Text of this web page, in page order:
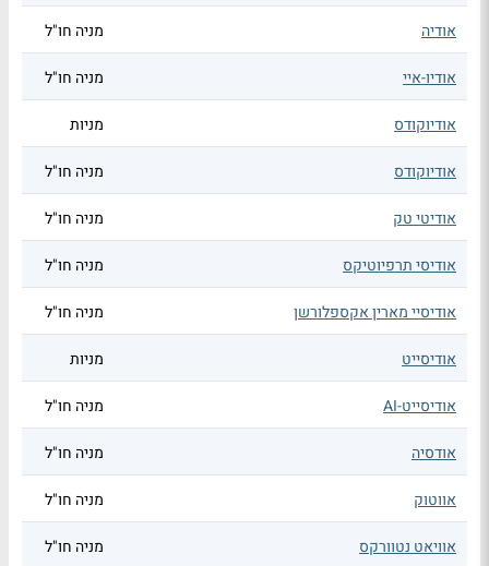
אודיה מניה חו"ל
אודיו-איי מניה חו"ל
אודיוקודס מניות
אודיוקודס מניה חו"ל
אודיטי טק מניה חו"ל
אודיסי תרפיוטיקס מניה חו"ל
אודיסיי מארין אקספלורשן מניה חו"ל
אודיסייט מניות
אודיסייט-AI מניה חו"ל
אודסיה מניה חו"ל
אווטוק מניה חו"ל
אוויאט נטוורקס מניה חו"ל